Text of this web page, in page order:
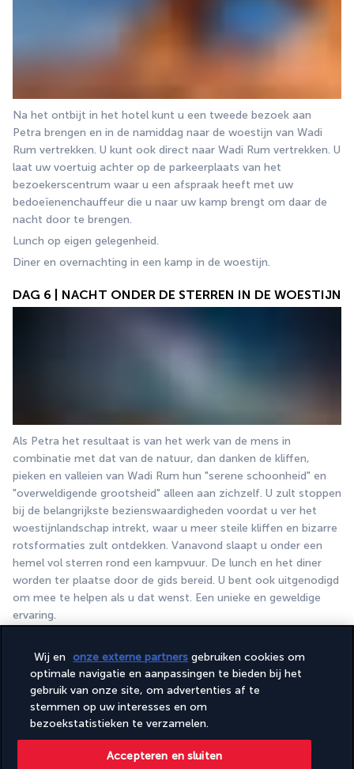
Na het ontbijt in het hotel kunt u een tweede bezoek aan
Petra brengen en in de namiddag naar de woestijn van Wadi
Rum vertrekken. U kunt ook direct naar Wadi Rum vertrekken. U
laat uw voertuig achter op de parkeerplaats van het
bezoekerscentrum waar u een afspraak heeft met uw
bedoeïenenchauffeur die u naar uw kamp brengt om daar de
nacht door te brengen.
Lunch op eigen gelegenheid.
Diner en overnachting in een kamp in de woestijn.
DAG 6 | NACHT ONDER DE STERREN IN DE WOESTIJN
Als Petra het resultaat is van het werk van de mens in
combinatie met dat van de natuur, dan danken de kliffen,
pieken en valleien van Wadi Rum hun "serene schoonheid" en
"overweldigende grootsheid" alleen aan zichzelf. U zult stoppen
bij de belangrijkste bezienswaardigheden voordat u ver het
woestijnlandschap intrekt, waar u meer steile kliffen en bizarre
rotsformaties zult ontdekken. Vanavond slaapt u onder een
hemel vol sterren rond een kampvuur. De lunch en het diner
worden ter plaatse door de gids bereid. U bent ook uitgenodigd
om mee te helpen als u dat wenst. Een unieke en geweldige
ervaring.
DAG 7 | VAN DE WOESTIJN NAAR DE DODE ZEE
Wij en onze externe partners gebruiken cookies om
optimale navigatie en aanpassingen te bieden bij het
gebruik van onze site, om advertenties af te
stemmen op uw interesses en om
bezoekstatistieken te verzamelen.
Accepteren en sluiten